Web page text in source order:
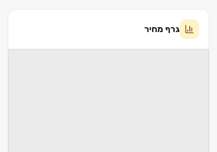
גרף מחיר